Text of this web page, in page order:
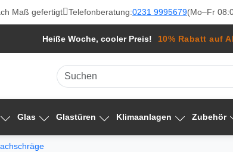
Maß gefertigt Telefonberatung:0231 9995679(Mo–Fr
Heiße Woche, cooler Preis! 10% Rabatt auf
Glas Glastüren Klimaanlagen Zubehör